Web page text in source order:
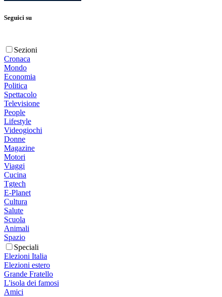
Seguici su
Sezioni
Cronaca
Mondo
Economia
Politica
Spettacolo
Televisione
People
Lifestyle
Videogiochi
Donne
Magazine
Motori
Viaggi
Cucina
Tgtech
E-Planet
Cultura
Salute
Scuola
Animali
Spazio
Speciali
Elezioni Italia
Elezioni estero
Grande Fratello
L'isola dei famosi
Amici